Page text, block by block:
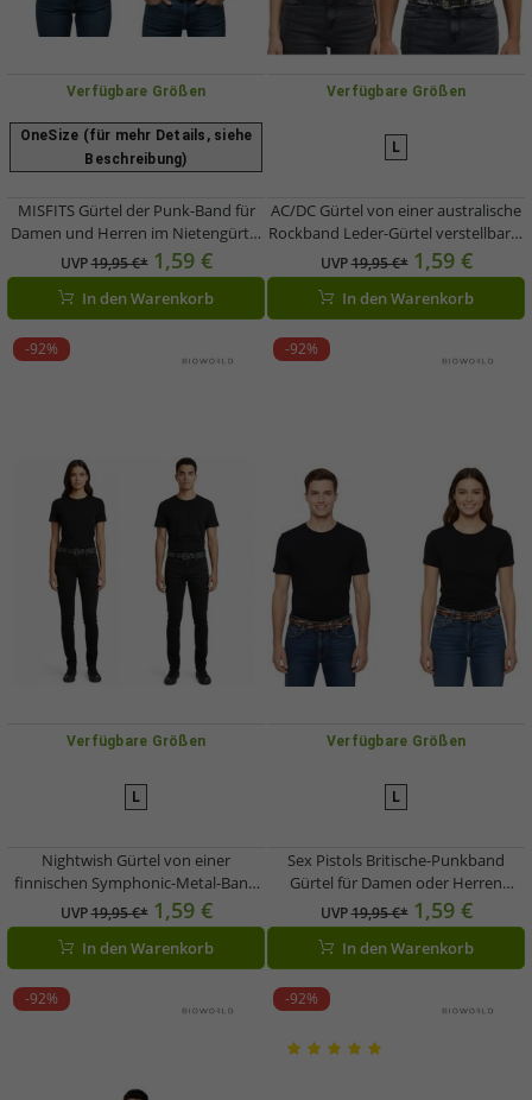
Verfügbare Größen
OneSize (für mehr Details, siehe
Beschreibung)
MISFITS Gürtel der Punk-Band für
Damen und Herren im Nietengürtel
Look mit Totenkopf Freizeit-Gürtel
Schwarz
UVP19,95 €* 1,59 €
In den Warenkorb
Verfügbare Größen
L
AC/DC Gürtel von einer australische
Rockband Leder-Gürtel verstellbarer
Freizeit-Gürtel Schwarz
UVP19,95 €* 1,59 €
In den Warenkorb
-92%
Verfügbare Größen
L
Nightwish Gürtel von einer
finnischen Symphonic-Metal-Band
Leder-Gürtel verstellbarer Freizeit-
Gürtel Schwarz
UVP19,95 €* 1,59 €
In den Warenkorb
-92%
Verfügbare Größen
L
Sex Pistols Britische-Punkband
Gürtel für Damen oder Herren
stylischer Leder-Gürtel Freizeit-
Gürtel Schwarz
UVP19,95 €* 1,59 €
In den Warenkorb
-92% -92%